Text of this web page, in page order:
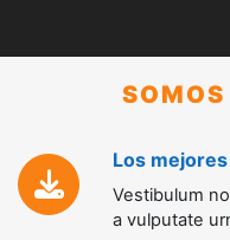
Los
Vestibulum
a vulputate